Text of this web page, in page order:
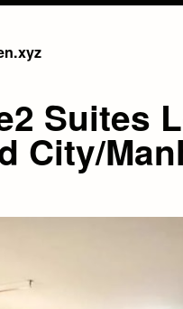
Suites
City/